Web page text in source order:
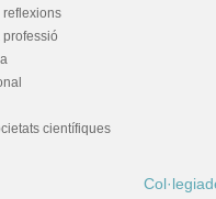
reflexions
científiques